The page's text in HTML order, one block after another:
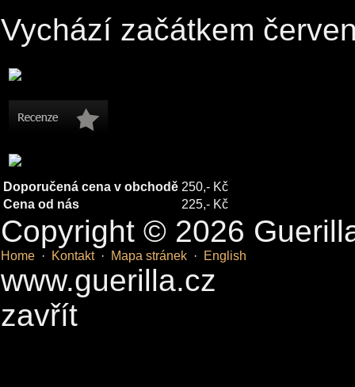
Vychází začátkem
Doporučená cena v obchodě 250,- Kč
Cena od nás
225,- Kč
Copyright © 2026
Home · Kontakt· Mapa stránek · English
www.guerilla.cz
zavřít